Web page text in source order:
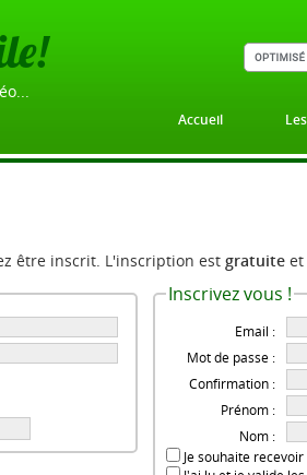
Accueil
être inscrit. L'inscription est gratuite et
Inscrivez vous !
Email :
Mot de passe :
Confirmation :
Prénom :
Nom :
Je souhaite